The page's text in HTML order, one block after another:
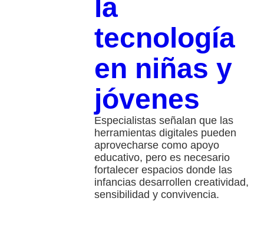
la
tecnología
en niñas y
jóvenes
Especialistas señalan que las
herramientas digitales pueden
aprovecharse como apoyo
educativo, pero es necesario
fortalecer espacios donde las
infancias desarrollen creatividad,
sensibilidad y convivencia.